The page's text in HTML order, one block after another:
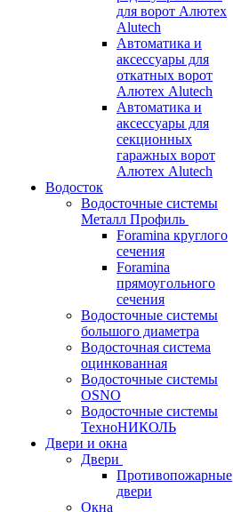
для ворот Алютех
Alutech
Автоматика и
аксессуары для
откатных ворот
Алютех Alutech
Автоматика и
аксессуары для
секционных
гаражных ворот
Алютех Alutech
Водосток
Водосточные системы
Металл Профиль
Foramina круглого
сечения
Foramina
прямоугольного
сечения
Водосточные системы
большого диаметра
Водосточная система
оцинкованная
Водосточные системы
OSNO
Водосточные системы
ТехноНИКОЛЬ
Двери и окна
Двери
Противопожарные
двери
Окна